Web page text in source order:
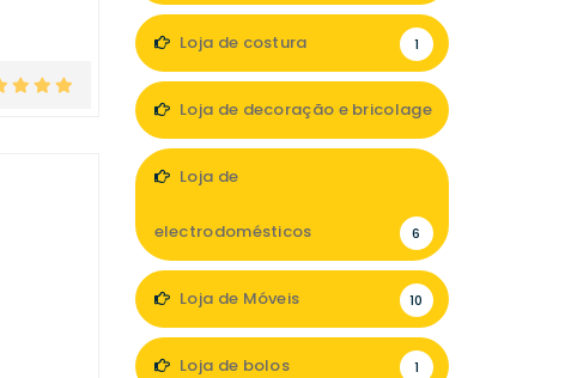
Loja de costura 1
Loja de decoração e bricolage
Loja de
electrodomésticos 6
Loja de Móveis 10
Loja de bolos 1